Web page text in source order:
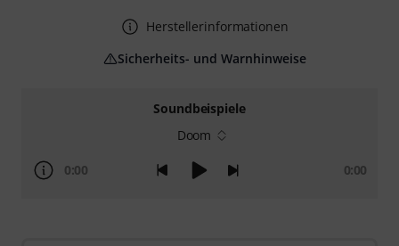
Soundbeispiele
Doom
0:00 0:00
Herstellerinformationen
Sicherheits- und Warnhinweise